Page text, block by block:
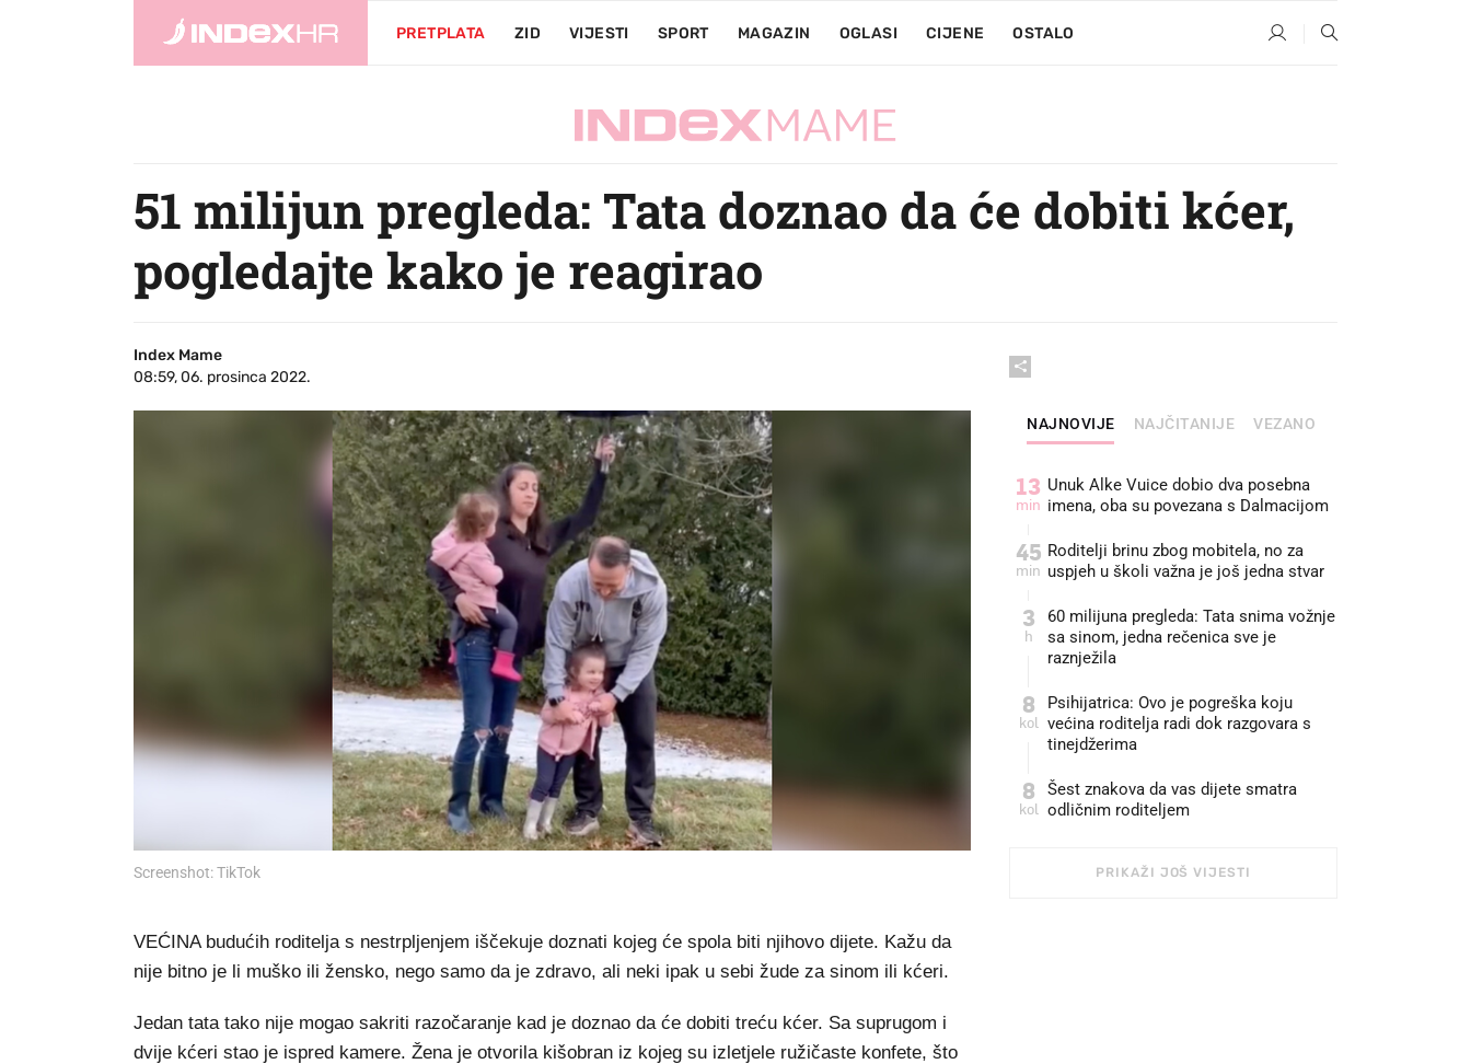
PRETPLATA ZID VIJESTI SPORT MAGAZIN OGLASI CIJENE OSTALO
51 milijun pregleda: Tata doznao da će dobiti kćer,
pogledajte kako je reagirao
Index Mame
08:59, 06. prosinca 2022.
Screenshot: TikTok
VEĆINA budućih roditelja s nestrpljenjem iščekuje doznati kojeg će spola biti njihovo dijete. Kažu da
nije bitno je li muško ili žensko, nego samo da je zdravo, ali neki ipak u sebi žude za sinom ili kćeri.
Jedan tata tako nije mogao sakriti razočaranje kad je doznao da će dobiti treću kćer. Sa suprugom i
dvije kćeri stao je ispred kamere. Žena je otvorila kišobran iz kojeg su izletjele ružičaste konfete, što
NAJNOVIJE NAJČITANIJE VEZANO
13
min
Unuk Alke Vuice dobio dva posebna
imena, oba su povezana s Dalmacijom
45
min
Roditelji brinu zbog mobitela, no za
uspjeh u školi važna je još jedna stvar
3
h
60 milijuna pregleda: Tata snima vožnje
sa sinom, jedna rečenica sve je
raznježila
8
kol
Psihijatrica: Ovo je pogreška koju
većina roditelja radi dok razgovara s
tinejdžerima
8
kol
Šest znakova da vas dijete smatra
odličnim roditeljem
PRIKAŽI JOŠ VIJESTI